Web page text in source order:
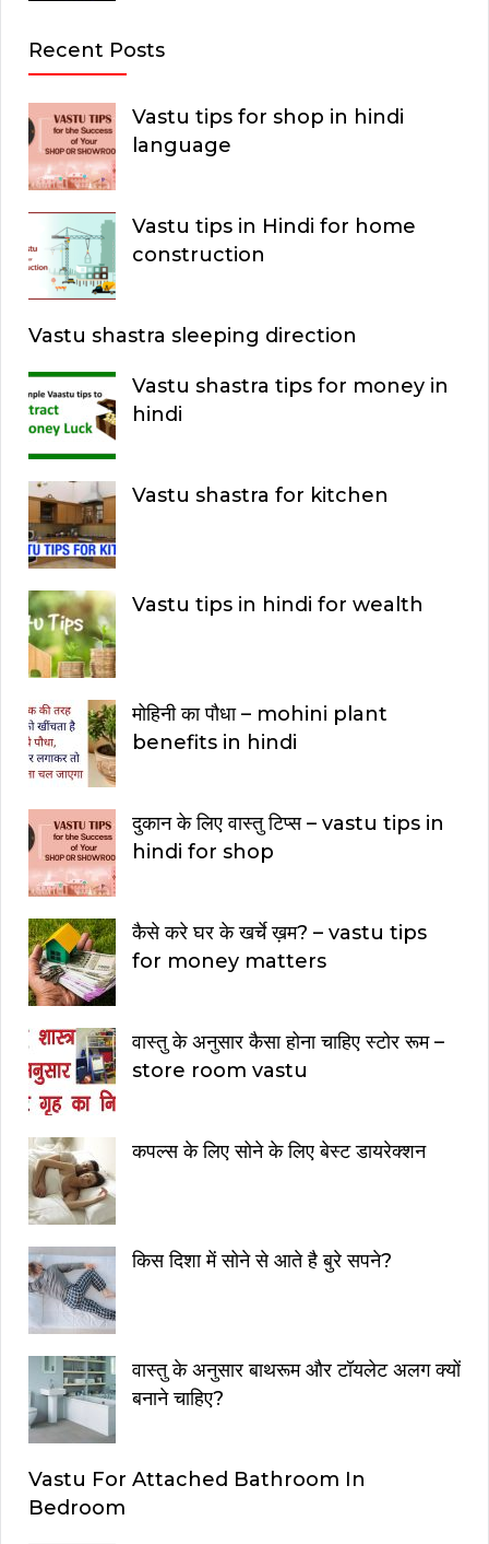
Recent Posts
Vastu tips for shop in hindi
language
Vastu tips in Hindi for home
construction
Vastu shastra sleeping direction
Vastu shastra tips for money in
hindi
Vastu shastra for kitchen
Vastu tips in hindi for wealth
मोहिनी का पौधा – mohini plant
benefits in hindi
दुकान के लिए वास्तु टिप्स – vastu tips in
hindi for shop
कैसे करे घर के खर्चे ख़म? – vastu tips
for money matters
वास्तु के अनुसार कैसा होना चाहिए स्टोर रूम –
store room vastu
कपल्स के लिए सोने के लिए बेस्ट डायरेक्शन
किस दिशा में सोने से आते है बुरे सपने?
वास्तु के अनुसार बाथरूम और टॉयलेट अलग क्यों
बनाने चाहिए?
Vastu For Attached Bathroom In
Bedroom